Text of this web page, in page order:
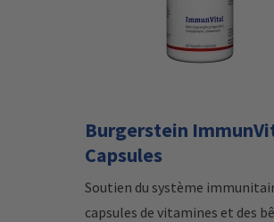
Burgerstein
Capsules
Soutien du système
capsules de vitamines et des